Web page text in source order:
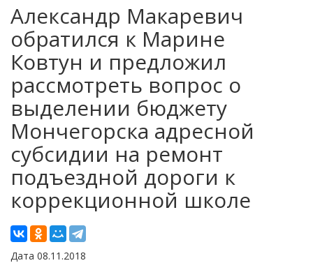
Александр Макаревич
обратился к Марине
Ковтун и предложил
рассмотреть вопрос о
выделении бюджету
Мончегорска адресной
субсидии на ремонт
подъездной дороги к
коррекционной школе
Дата 08.11.2018